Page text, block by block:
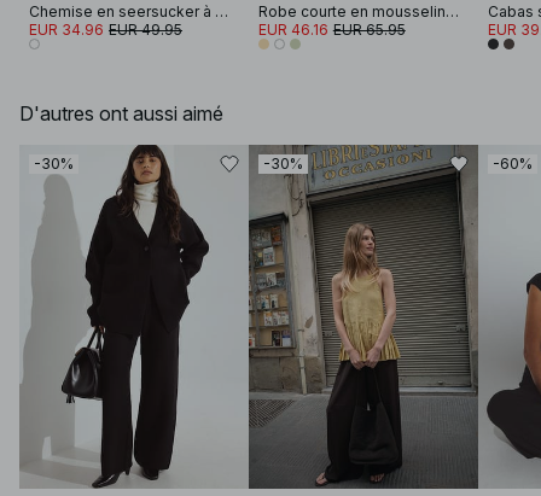
Chemise en seersucker à manches longues
EUR 34.96 EUR 49.95
Robe courte en mousseline brodée à manches longues
EUR 46.16 EUR 65.95
Cabas
EUR
D'autres ont aussi aimé
-30% -30% -60%